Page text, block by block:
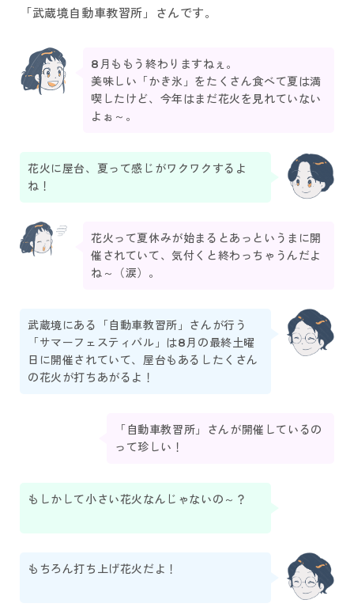
「武蔵境自動車教習所」さんです。
8月ももう終わりますねぇ。
美味しい「かき氷」をたくさん食べて夏は満
喫したけど、今年はまだ花火を見れていない
よぉ～。
花火に屋台、夏って感じがワクワクするよ
ね！
花火って夏休みが始まるとあっというまに開
催されていて、気付くと終わっちゃうんだよ
ね～（涙）。
武蔵境にある「自動車教習所」さんが行う
「サマーフェスティバル」は8月の最終土曜
日に開催されていて、屋台もあるしたくさん
の花火が打ちあがるよ！
「自動車教習所」さんが開催しているの
って珍しい！
もしかして小さい花火なんじゃないの～？
もちろん打ち上げ花火だよ！